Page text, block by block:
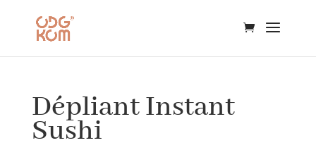
Dépliant Instant
Sushi